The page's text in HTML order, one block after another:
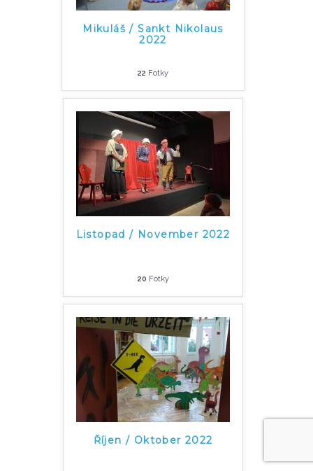
Mikuláš / Sankt Nikolaus
2022
22 Fotky
Listopad / November 2022
20 Fotky
Říjen / Oktober 2022